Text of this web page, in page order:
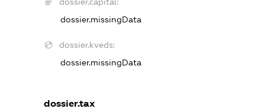
dossier.missingData
dossier.kveds:
dossier.missingData
dossier.tax